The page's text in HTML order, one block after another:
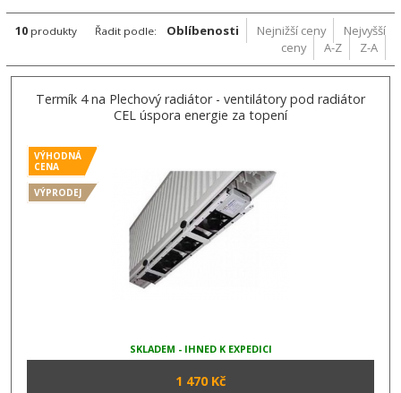
10 produkty Řadit podle: Oblíbenosti Nejnižší ceny
Nejvyšší
ceny
A-Z Z-A
Termík 4 na Plechový radiátor - ventilátory pod radiátor
CEL úspora energie za topení
VÝHODNÁ
CENA
VÝPRODEJ
SKLADEM - IHNED K EXPEDICI
1 470 Kč